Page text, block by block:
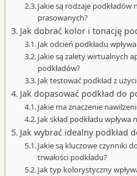
Jakie są rodzaje
prasowanych?
Jak dobrać kolor i tonację
Jak odcień podkładu
Jakie są zalety wirtualnych
podkładów?
Jak testować podkład z
Jak dopasować podkład do
Jakie ma znaczenie
Jak skład podkładu
Jak wybrać idealny podkład
Jakie są kluczowe czynniki
trwałości podkładu?
Jak typ kolorystyczny